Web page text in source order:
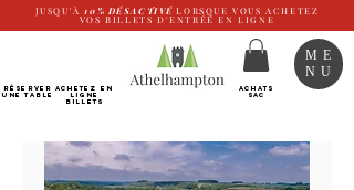
JUSQU'À 10% DÉSACTIVÉ LORSQUE VOUS ACHETEZ
VOS BILLETS D'ENTRÉE EN LIGNE
RÉSERVER
UNE TABLE
Achetez EN
LIGNE
Billets
ACHATS
SAC
ME
NU